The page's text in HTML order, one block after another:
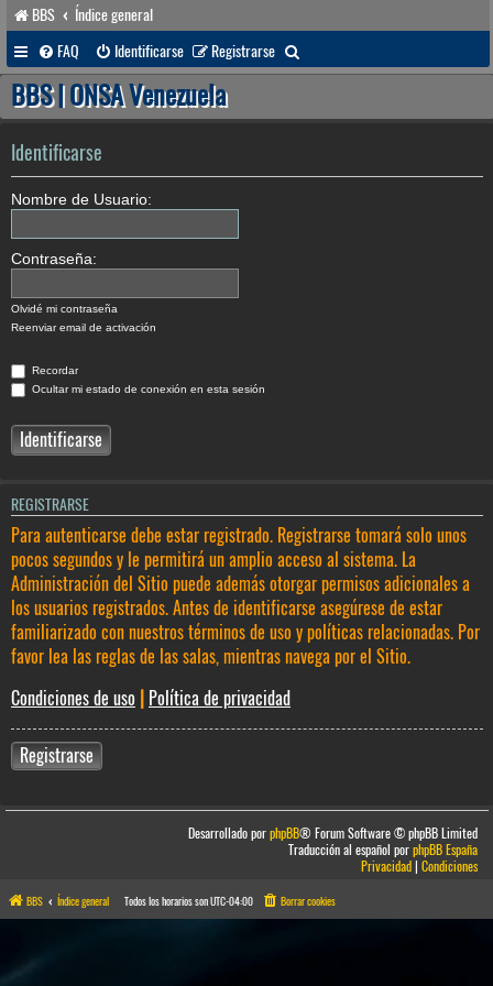
BBS
Índice general
FAQ
Identificarse Registrarse
u
a
BBS | ONSA Venezuela
Identificarse
Nombre de Usuario:
Contraseña:
Olvidé mi contraseña
Reenviar email de activación
Recordar
Ocultar mi estado de conexión en esta sesión
REGISTRARSE
Para autenticarse debe estar registrado. Registrarse tomará solo unos
pocos segundos y le permitirá un amplio acceso al sistema. La
Administración del Sitio puede además otorgar permisos adicionales a
los usuarios registrados. Antes de identificarse asegúrese de estar
familiarizado con nuestros términos de uso y políticas relacionadas. Por
favor lea las reglas de las salas, mientras navega por el Sitio.
Condiciones de uso
Política de privacidad
Registrarse
Desarrollado porphpBB® Forum Software © phpBB Limited
Traducción al español porphpBB España
Privacidad|Condiciones
BBS Índice general Todos los horarios sonUTC-04:00 Borrar cookies